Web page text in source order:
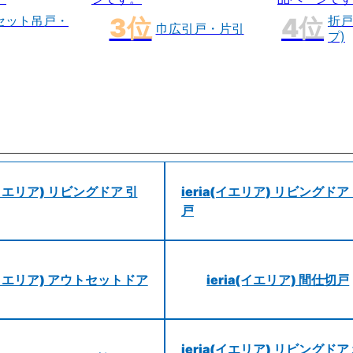
ト吊戸・ 巾広引戸・片引
折
プ)
リア) リビングドア 引
ieria(イエリア) リビングドア
戸
リア) アウトセットドア ieria(イエリア) 間仕切戸
ieria(イエリア) リビングドア